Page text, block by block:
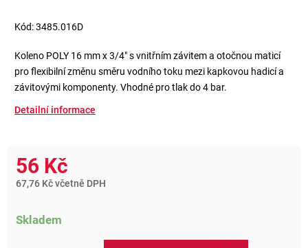
Kód:3485.016D
Koleno POLY 16 mm x 3/4" s vnitřním závitem a otočnou maticí
pro flexibilní změnu směru vodního toku mezi kapkovou hadicí a
závitovými komponenty. Vhodné pro tlak do 4 bar.
Detailní informace
56 Kč
67,76 Kč včetně DPH
Skladem